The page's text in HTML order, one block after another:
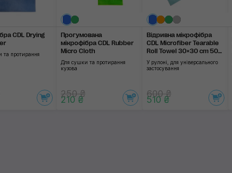
CDL Drying
та протирання
Прогумована
мікрофібра CDL Rubber
Micro Cloth
Для сушки та протирання
кузова
250 ₴
210 ₴
Відривна мікро­фібра
CDL Microfiber Tearable
Roll Towel 30×30 cm 50
pcs
У рулоні, для універсального
застосування
600 ₴
510 ₴